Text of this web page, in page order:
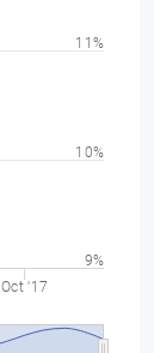
Oct '17
9%
10%
11%